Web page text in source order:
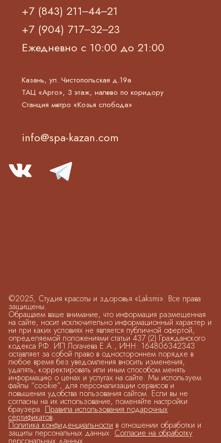
+7 (843) 211‒44‒21
+7 (904) 717‒32‒23
Ежедневно с 10:00 до 21:00
Казань, ул. Чистопольская д.19а
ТАЦ «Арго», 3 этаж, налево по коридору
Станция метро «Козья слобода»
info@spa-kazan.com
©2025, Студия красоты и здоровья «Laksmi». Все права
защищены.
Обращаем ваше внимание, что информация размещенная
на сайте, носит исключительно информационный характер и
ни при каких условиях не является публичной офертой,
определяемой положениями статьи 437 (2) Гражданского
кодекса РФ. ИП Логачева Е.А., ИНН: 164806342343
оставляет за собой право в одностороннем порядке в
любое время без уведомления вносить изменения,
удалять, корректировать или иным способом менять
информацию о ценах и услугах на сайте. Мы используем
файлы “cookie”, для персонализации сервисов и
повышения удобства пользования сайтом. Если вы не
согласны на их использование, поменяйте настройки
браузера. Правила использования подарочных
сертификатов.
Политика конфиденциальности в отношении обработки и
защиты персональных данных. Согласие на обработку